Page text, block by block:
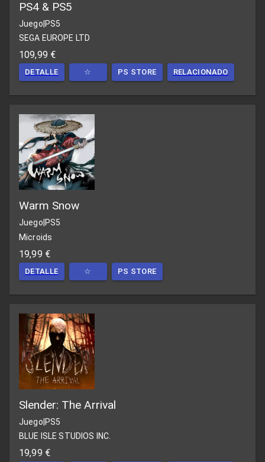
PS4 & PS5
Juego|PS5
SEGA EUROPE LTD
109,99 €
DETALLE ☆ PS STORE RELACIONADO
Warm Snow
Juego PS5
Microids
19,99 €
DETALLE ☆ PS STORE
Slender: The Arrival
Juego|PS5
BLUE ISLE STUDIOS INC.
19,99 €